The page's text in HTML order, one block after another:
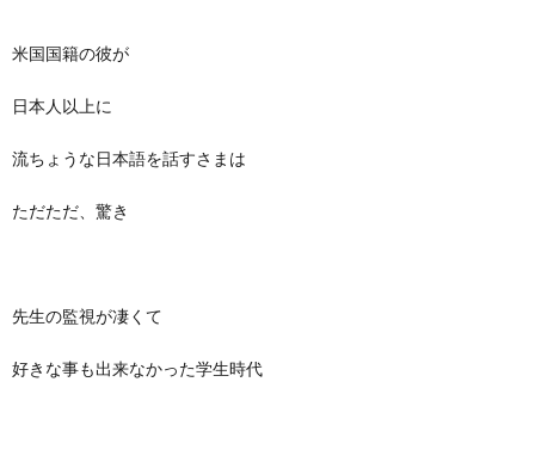
米国国籍の彼が
日本人以上に
流ちょうな日本語を話すさまは
ただただ、驚き
先生の監視が凄くて
好きな事も出来なかった学生時代